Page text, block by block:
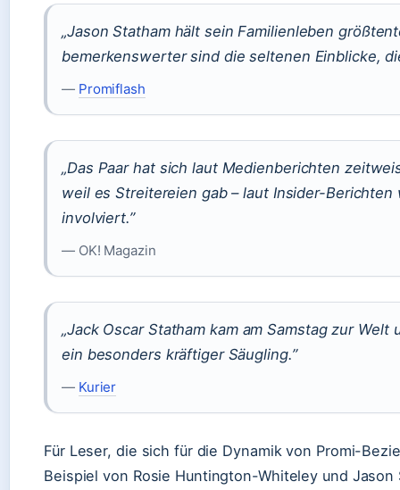
„Jason Statham hält sein Familienleben
bemerkenswerter sind die seltenen Einblicke,
— Promiflash
„Das Paar hat sich laut Medienberichten
weil es Streitereien gab – laut Insider-
involviert.”
— OK! Magazin
„Jack Oscar Statham kam am Samstag zur
ein besonders kräftiger Säugling.”
— Kurier
Für Leser, die sich für die Dynamik von Promi-
Beispiel von Rosie Huntington-Whiteley und